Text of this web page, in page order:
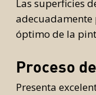
Las superficies
óptimo de la
Proceso
Presenta